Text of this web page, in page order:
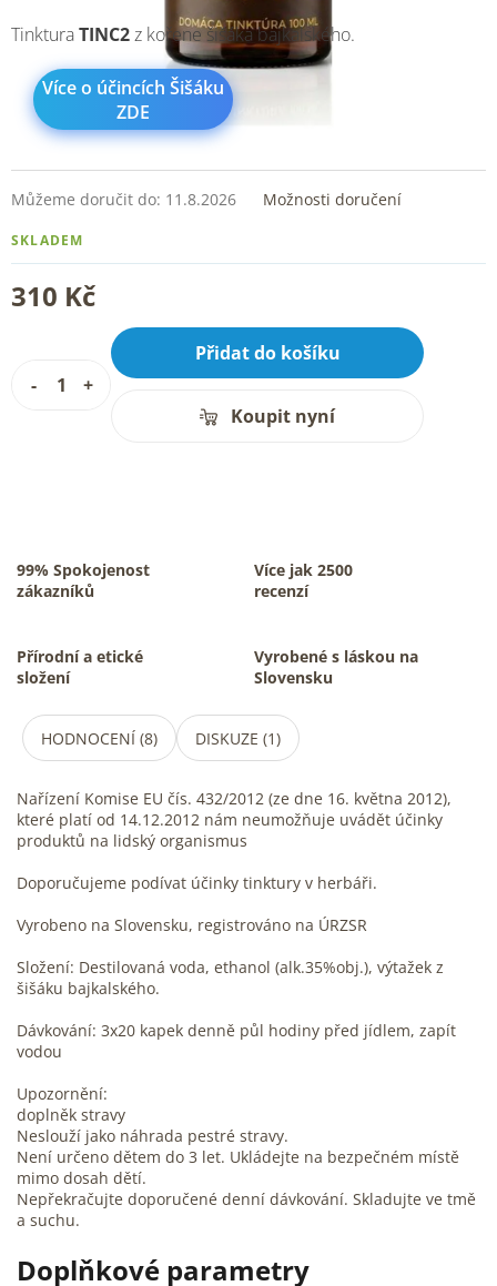
310 Kč
SKLADEM
Můžeme doručit do: 11.8.2026 Možnosti doručení
Přidat do košíku
Koupit nyní
TinkturaTINC2z kořene šišáka bajkalského.
Více o účincích Šišáku
ZDE
99% Spokojenost
zákazníků
Více jak 2500
recenzí
Přírodní a etické
složení
Vyrobené s láskou na
Slovensku
HODNOCENÍ (8) DISKUZE (1)
Nařízení Komise EU čís. 432/2012 (ze dne 16. května 2012),
které platí od 14.12.2012 nám neumožňuje uvádět účinky
produktů na lidský organismus
Doporučujeme podívat účinky tinktury v herbáři.
Vyrobeno na Slovensku, registrováno na ÚRZSR
Složení: Destilovaná voda, ethanol (alk.35%obj.), výtažek z
šišáku bajkalského.
Dávkování: 3x20 kapek denně půl hodiny před jídlem, zapít
vodou
Upozornění:
doplněk stravy
Neslouží jako náhrada pestré stravy.
Není určeno dětem do 3 let. Ukládejte na bezpečném místě
mimo dosah dětí.
Nepřekračujte doporučené denní dávkování. Skladujte ve tmě
a suchu.
Doplňkové parametry